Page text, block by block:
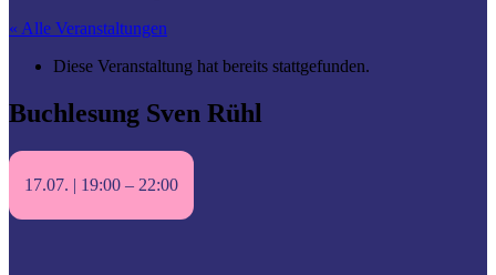
« Alle Veranstaltungen
Diese Veranstaltung hat bereits stattgefunden.
Buchlesung Sven Rühl
17.07. | 19:00 – 22:00